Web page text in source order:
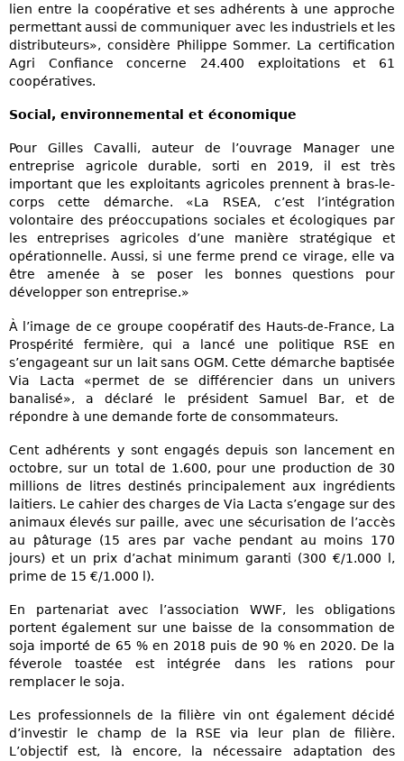
lien entre la coopérative et ses adhérents à une approche
permettant aussi de communiquer avec les industriels et les
distributeurs», considère Philippe Sommer. La certification
Agri Confiance concerne 24.400 exploitations et 61
coopératives.
Social, environnemental et économique
Pour Gilles Cavalli, auteur de l’ouvrage Manager une
entreprise agricole durable, sorti en 2019, il est très
important que les exploitants agricoles prennent à bras-le-
corps cette démarche. «La RSEA, c’est l’intégration
volontaire des préoccupations sociales et écologiques par
les entreprises agricoles d’une manière stratégique et
opérationnelle. Aussi, si une ferme prend ce virage, elle va
être amenée à se poser les bonnes questions pour
développer son entreprise.»
À l’image de ce groupe coopératif des Hauts-de-France, La
Prospérité fermière, qui a lancé une politique RSE en
s’engageant sur un lait sans OGM. Cette démarche baptisée
Via Lacta «permet de se différencier dans un univers
banalisé», a déclaré le président Samuel Bar, et de
répondre à une demande forte de consommateurs.
Cent adhérents y sont engagés depuis son lancement en
octobre, sur un total de 1.600, pour une production de 30
millions de litres destinés principalement aux ingrédients
laitiers. Le cahier des charges de Via Lacta s’engage sur des
animaux élevés sur paille, avec une sécurisation de l’accès
au pâturage (15 ares par vache pendant au moins 170
jours) et un prix d’achat minimum garanti (300 €/1.000 l,
prime de 15 €/1.000 l).
En partenariat avec l’association WWF, les obligations
portent également sur une baisse de la consommation de
soja importé de 65 % en 2018 puis de 90 % en 2020. De la
féverole toastée est intégrée dans les rations pour
remplacer le soja.
Les professionnels de la filière vin ont également décidé
d’investir le champ de la RSE via leur plan de filière.
L’objectif est, là encore, la nécessaire adaptation des